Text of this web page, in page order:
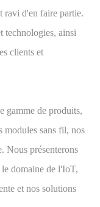
ravi d'en faire partie.
technologies, ainsi
clients et
gamme de produits,
modules sans fil, nos
Nous présenterons
domaine de l'IoT,
et nos solutions